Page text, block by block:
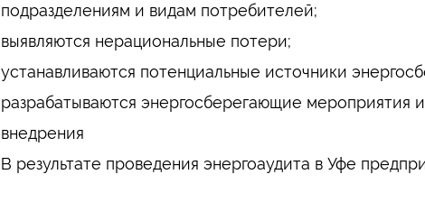
подразделениям и видам потребителей;
выявляются нерациональные потери;
устанавливаются потенциальные источники
разрабатываются энергосберегающие мероприятия
внедрения
В результате проведения энергоаудита в Уфе